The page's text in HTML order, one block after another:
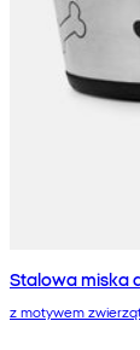
Stalowa miska
z motywem